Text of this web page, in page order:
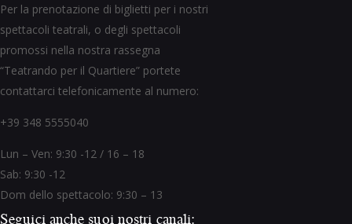
Per la prenotazione di biglietti per i nostri
spettacoli teatrali, o degli spettacoli
promossi nella nostra rassegna
“Teatrando per il Quartiere” portete
contattarci telefonicamente al numero:
+39 348 5555040
Lun – Ven: 9:30 -12 / 16 – 18
Sab: 9:30 -12
Dom dello spettacolo: 9:30 – 13
Seguici anche suoi nostri canali: